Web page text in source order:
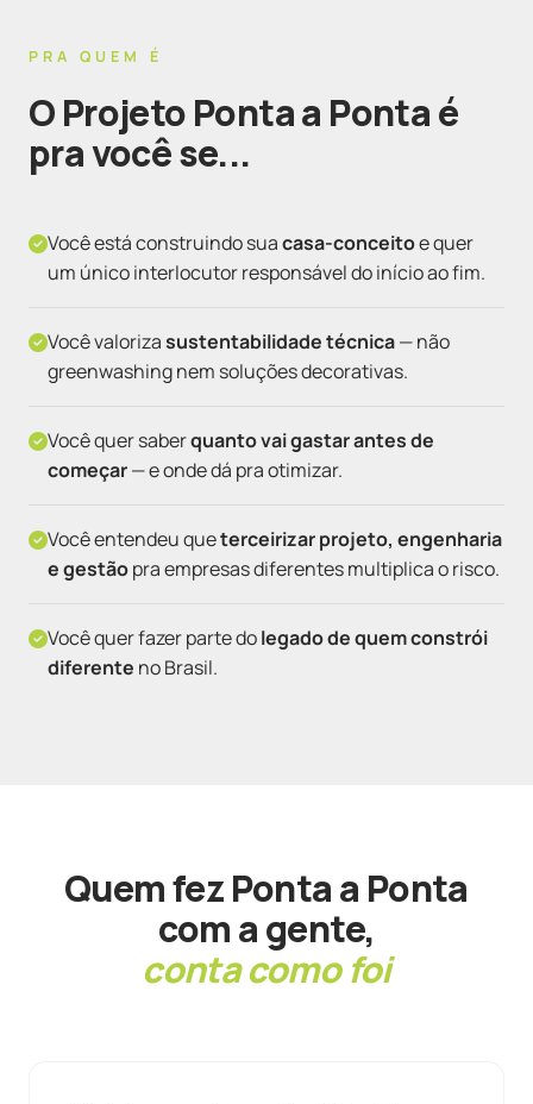
PRA QUEM É
O Projeto Ponta a Ponta é
pra você se...
Você está construindo suacasa-conceitoe quer
um único interlocutor responsável do início ao fim.
Você valorizasustentabilidade técnica— não
greenwashing nem soluções decorativas.
Você quer saberquanto vai gastar antes de
começar— e onde dá pra otimizar.
Você entendeu queterceirizar projeto, engenharia
e gestãopra empresas diferentes multiplica o risco.
Você quer fazer parte dolegado de quem constrói
diferente no Brasil.
Quem fez Ponta a Ponta
com a gente,
conta como foi